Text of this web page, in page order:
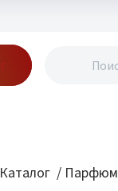
Каталог /